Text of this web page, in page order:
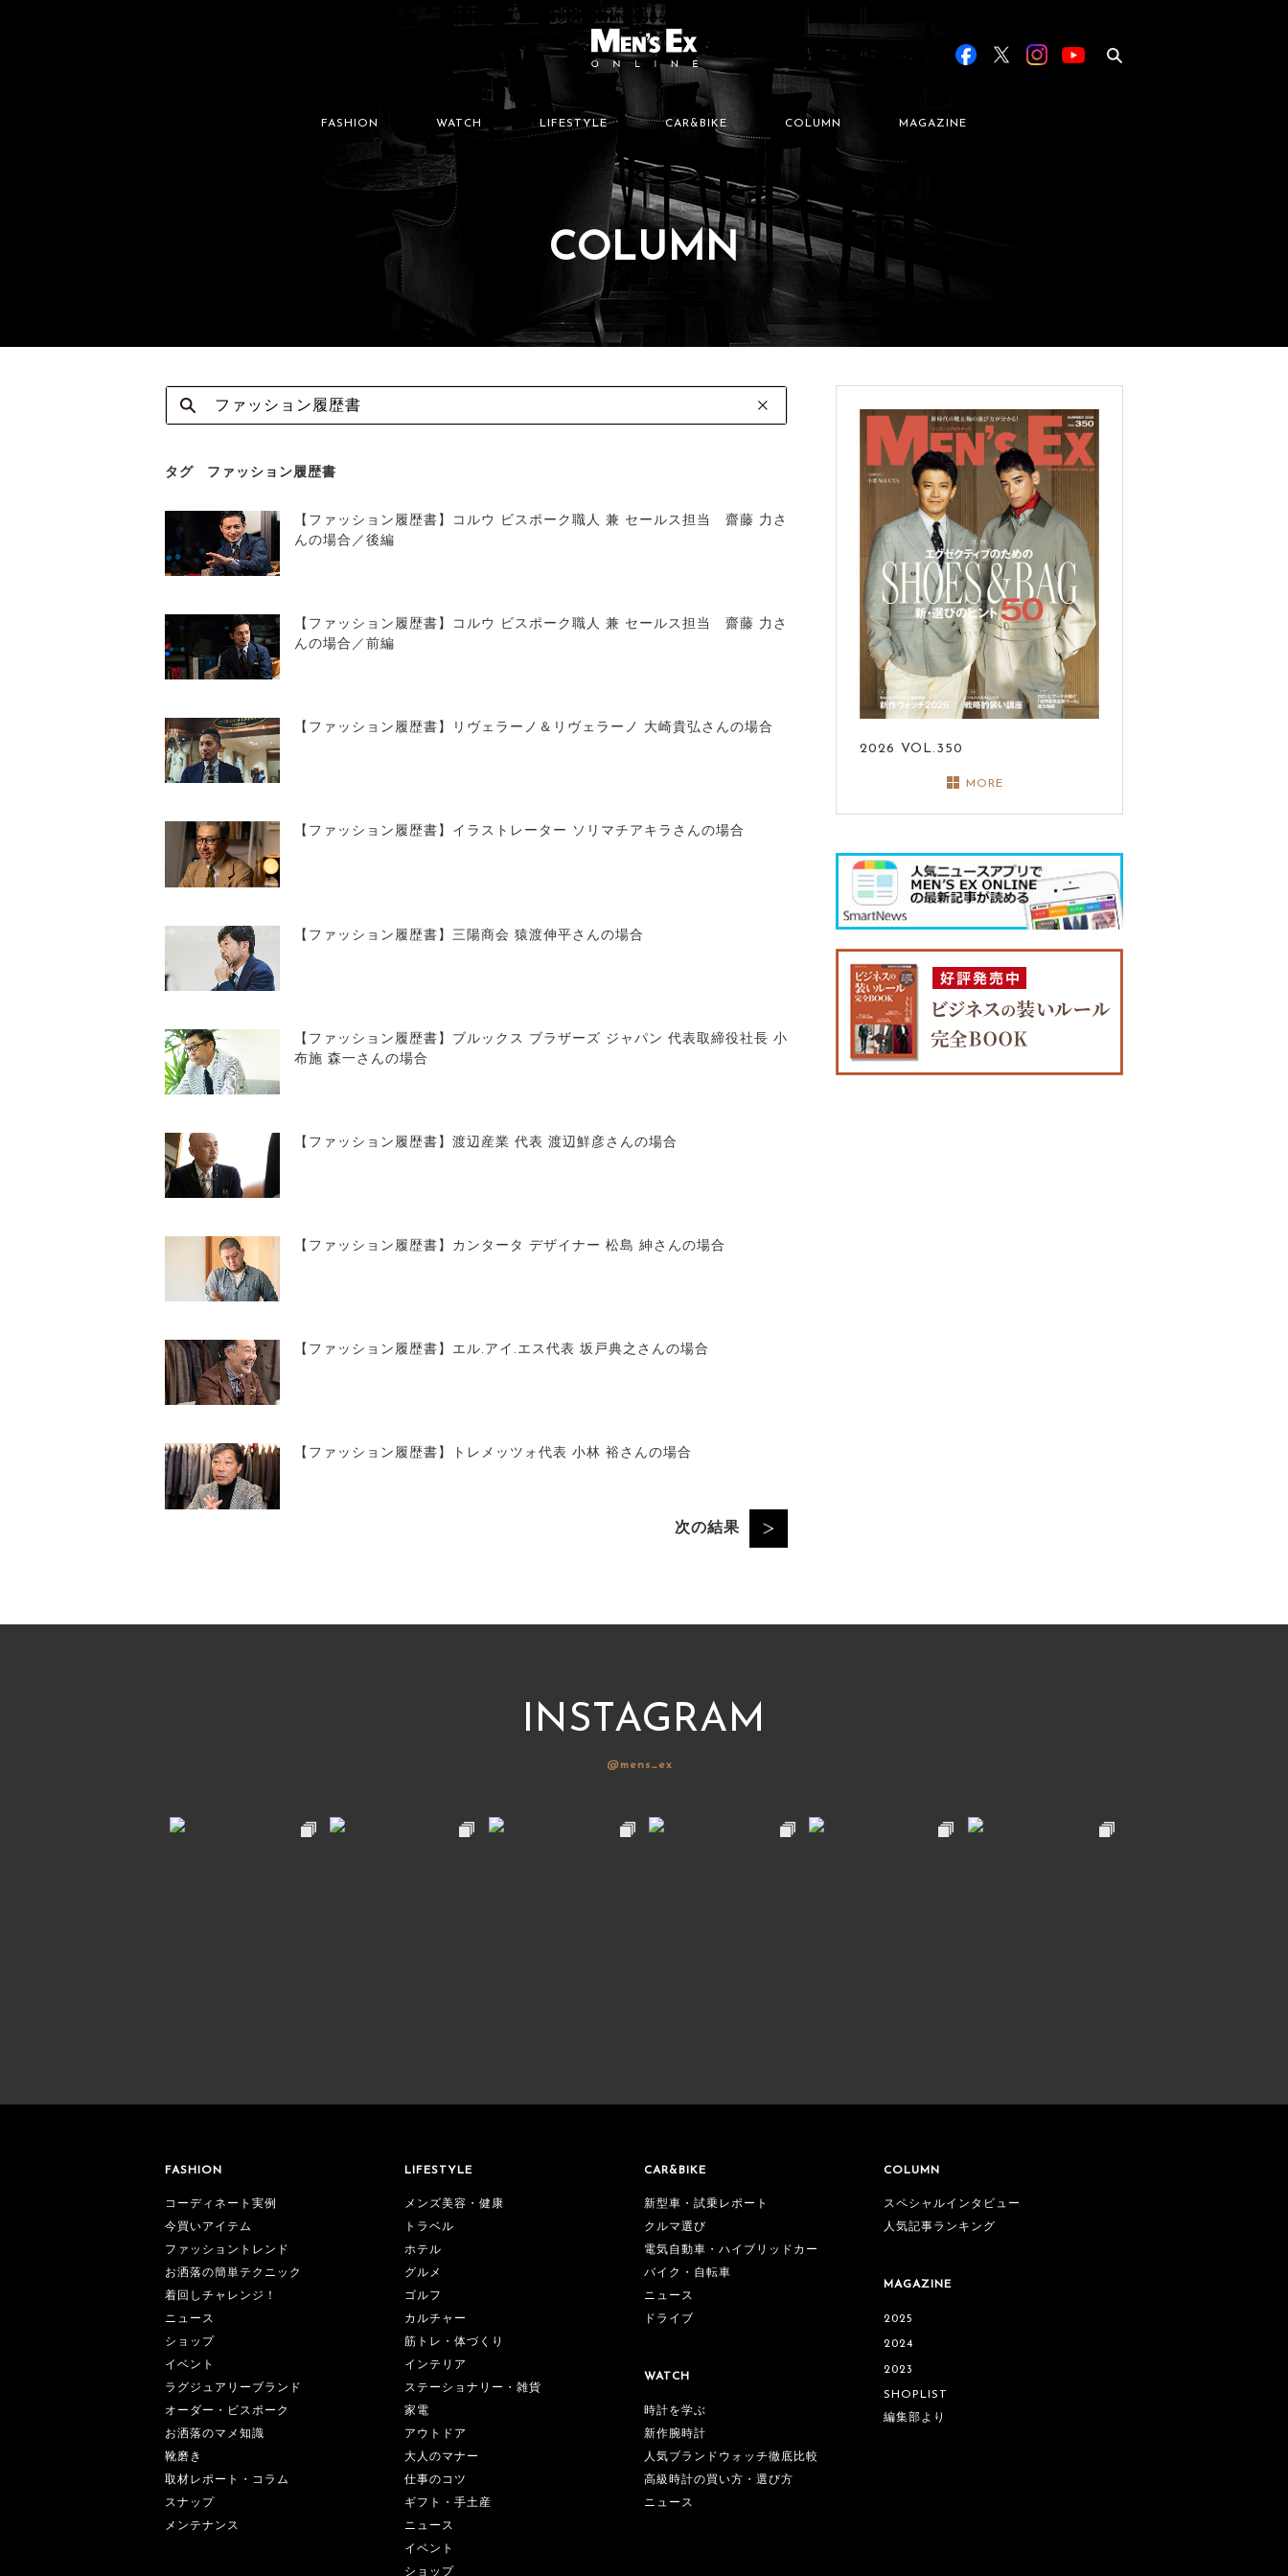
FASHION WATCH LIFESTYLE CAR&BIKE COLUMN MAGAZINE
COLUMN
タグ ファッション履歴書
【ファッション履歴書】コルウ ビスポーク職人 兼 セールス担当 齋藤 力さ
んの場合／後編
【ファッション履歴書】コルウ ビスポーク職人 兼 セールス担当 齋藤 力さ
んの場合／前編
【ファッション履歴書】リヴェラーノ＆リヴェラーノ 大崎貴弘さんの場合
【ファッション履歴書】イラストレーター ソリマチアキラさんの場合
【ファッション履歴書】三陽商会 猿渡伸平さんの場合
【ファッション履歴書】ブルックス ブラザーズ ジャパン 代表取締役社長 小
布施 森一さんの場合
【ファッション履歴書】渡辺産業 代表 渡辺鮮彦さんの場合
【ファッション履歴書】カンタータ デザイナー 松島 紳さんの場合
【ファッション履歴書】エル.アイ.エス代表 坂戸典之さんの場合
【ファッション履歴書】トレメッツォ代表 小林 裕さんの場合
次の結果
2026 VOL.350
MORE
INSTAGRAM
@mens_ex
FASHION
コーディネート実例
今買いアイテム
ファッショントレンド
お洒落の簡単テクニック
着回しチャレンジ！
ニュース
ショップ
イベント
ラグジュアリーブランド
オーダー・ビスポーク
お洒落のマメ知識
靴磨き
取材レポート・コラム
スナップ
メンテナンス
LIFESTYLE
メンズ美容・健康
トラベル
ホテル
グルメ
ゴルフ
カルチャー
筋トレ・体づくり
インテリア
ステーショナリー・雑貨
家電
アウトドア
大人のマナー
仕事のコツ
ギフト・手土産
ニュース
イベント
ショップ
CAR&BIKE
新型車・試乗レポート
クルマ選び
電気自動車・ハイブリッドカー
バイク・自転車
ニュース
ドライブ
WATCH
時計を学ぶ
新作腕時計
人気ブランドウォッチ徹底比較
高級時計の買い方・選び方
ニュース
COLUMN
スペシャルインタビュー
人気記事ランキング
MAGAZINE
2025
2024
2023
SHOPLIST
編集部より